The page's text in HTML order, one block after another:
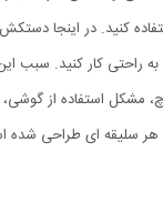
کنید. در اینجا
راحتی کار کنید. سبب
مشکل استفاده از
هر سلیقه ای طراحی